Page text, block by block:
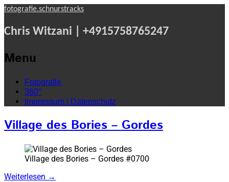
fotografie.schnurstracks
Chris Witzani | +4915758765247
Menu
Skip
content
Fotografie
360°
Impressum | Datenschutz
Village des Bories – Gordes
Village des Bories – Gordes #0700
Weiterlesen →